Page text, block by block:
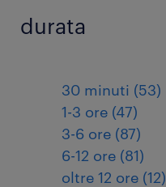
durata
30 minuti (53)
1-3 ore (47)
3-6 ore (87)
6-12 ore (81)
oltre 12 ore (12)